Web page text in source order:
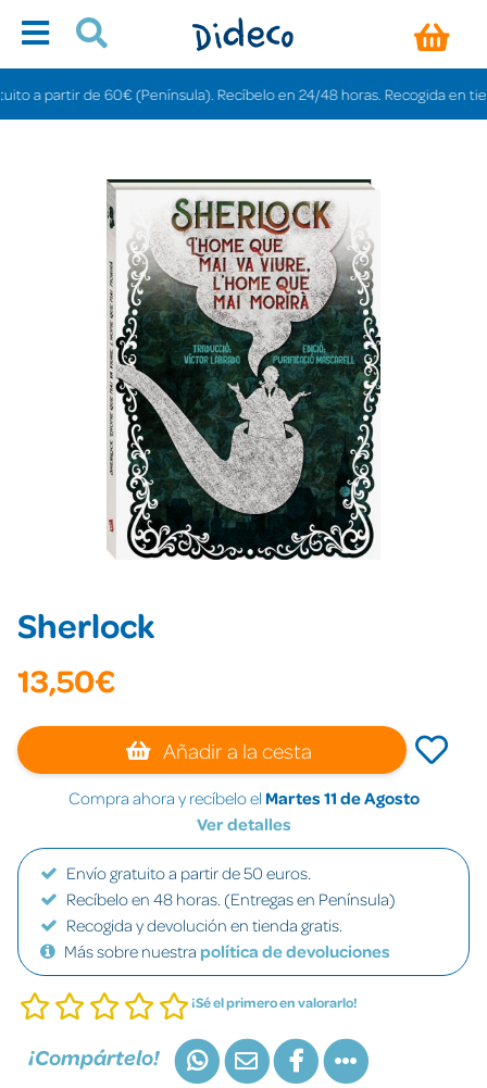
partir de 60€ (Península). Recíbelo en 24/48 horas. Recogida en tiendas
Sherlock
13,50€
Añadir a la cesta
Compra ahora y recíbelo el Martes 11 de Agosto
Ver detalles
Envío gratuito a partir de 50 euros.
Recíbelo en 48 horas. (Entregas en Península)
Recogida y devolución en tienda gratis.
Más sobre nuestra política de devoluciones
¡Sé el primero en valorarlo!
¡Compártelo!